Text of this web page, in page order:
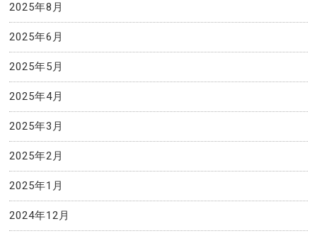
2025年8月
2025年6月
2025年5月
2025年4月
2025年3月
2025年2月
2025年1月
2024年12月